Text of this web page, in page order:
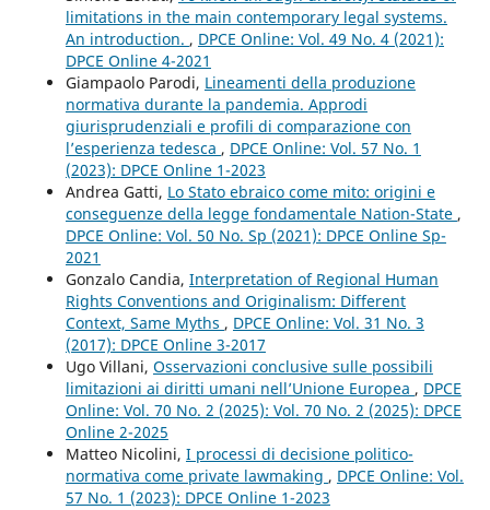
limitations in the main contemporary legal systems.
An introduction. , DPCE Online: Vol. 49 No. 4 (2021):
DPCE Online 4-2021
Giampaolo Parodi, Lineamenti della produzione
normativa durante la pandemia. Approdi
giurisprudenziali e profili di comparazione con
l’esperienza tedesca , DPCE Online: Vol. 57 No. 1
(2023): DPCE Online 1-2023
Andrea Gatti, Lo Stato ebraico come mito: origini e
conseguenze della legge fondamentale Nation-State ,
DPCE Online: Vol. 50 No. Sp (2021): DPCE Online Sp-
2021
Gonzalo Candia, Interpretation of Regional Human
Rights Conventions and Originalism: Different
Context, Same Myths , DPCE Online: Vol. 31 No. 3
(2017): DPCE Online 3-2017
Ugo Villani, Osservazioni conclusive sulle possibili
limitazioni ai diritti umani nell’Unione Europea , DPCE
Online: Vol. 70 No. 2 (2025): Vol. 70 No. 2 (2025): DPCE
Online 2-2025
Matteo Nicolini, I processi di decisione politico-
normativa come private lawmaking , DPCE Online: Vol.
57 No. 1 (2023): DPCE Online 1-2023